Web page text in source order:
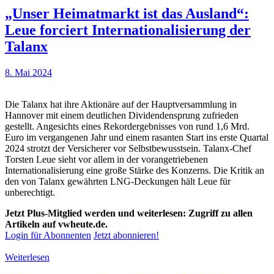
„Unser Heimatmarkt ist das Ausland“:
Leue forciert Internationalisierung der
Talanx
8. Mai 2024
Die Talanx hat ihre Aktionäre auf der Hauptversammlung in
Hannover mit einem deutlichen Dividendensprung zufrieden
gestellt. Angesichts eines Rekordergebnisses von rund 1,6 Mrd.
Euro im vergangenen Jahr und einem rasanten Start ins erste Quartal
2024 strotzt der Versicherer vor Selbstbewusstsein. Talanx-Chef
Torsten Leue sieht vor allem in der vorangetriebenen
Internationalisierung eine große Stärke des Konzerns. Die Kritik an
den von Talanx gewährten LNG-Deckungen hält Leue für
unberechtigt.
Jetzt Plus-Mitglied werden und weiterlesen: Zugriff zu allen
Artikeln auf vwheute.de.
Login für Abonnenten Jetzt abonnieren!
Weiterlesen